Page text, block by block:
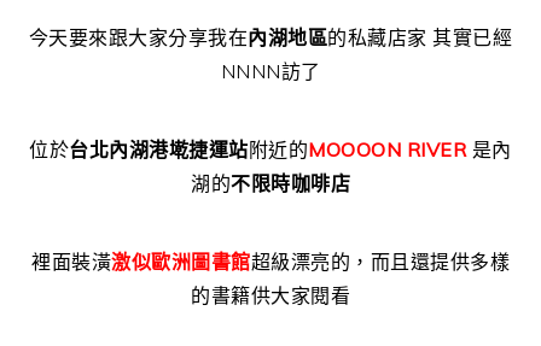
今天要來跟大家分享我在內湖地區的私藏店家 其實已經
NNNN訪了
位於台北內湖港墘捷運站附近的MOOOON RIVER是內
湖的不限時咖啡店
裡面裝潢激似歐洲圖書館超級漂亮的，而且還提供多樣
的書籍供大家閱看